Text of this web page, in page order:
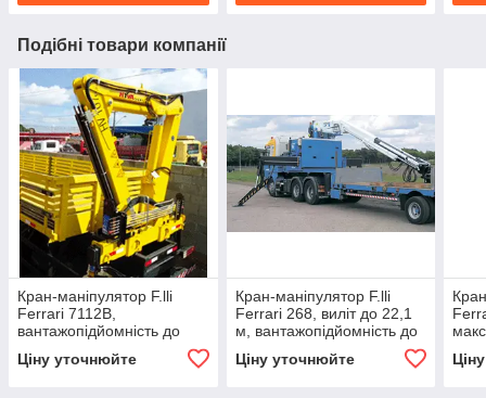
Подібні товари компанії
Кран-маніпулятор F.lli
Ferrari 7112B,
вантажопідйомність до
11,19 м
Ціну уточнюйте
Кран-маніпулятор F.lli
Ferrari 268, виліт до 22,1
м, вантажопідйомність до
Ціну уточнюйте
2,7 т